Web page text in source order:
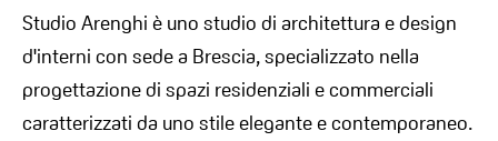
Studio Arenghi è uno studio di architettura e design
d'interni con sede a Brescia, specializzato nella
progettazione di spazi residenziali e commerciali
caratterizzati da uno stile elegante e contemporaneo.